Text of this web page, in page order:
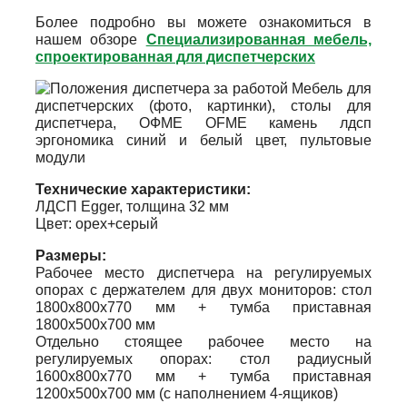
Более подробно вы можете ознакомиться в
нашем обзоре Специализированная мебель,
спроектированная для диспетчерских
Технические характеристики:
ЛДСП Egger, толщина 32 мм
Цвет: орех+серый
Размеры:
Рабочее место диспетчера на регулируемых
опорах с держателем для двух мониторов: стол
1800х800х770 мм + тумба приставная
1800х500х700 мм
Отдельно стоящее рабочее место на
регулируемых опорах: стол радиусный
1600х800х770 мм + тумба приставная
1200х500х700 мм (с наполнением 4-ящиков)